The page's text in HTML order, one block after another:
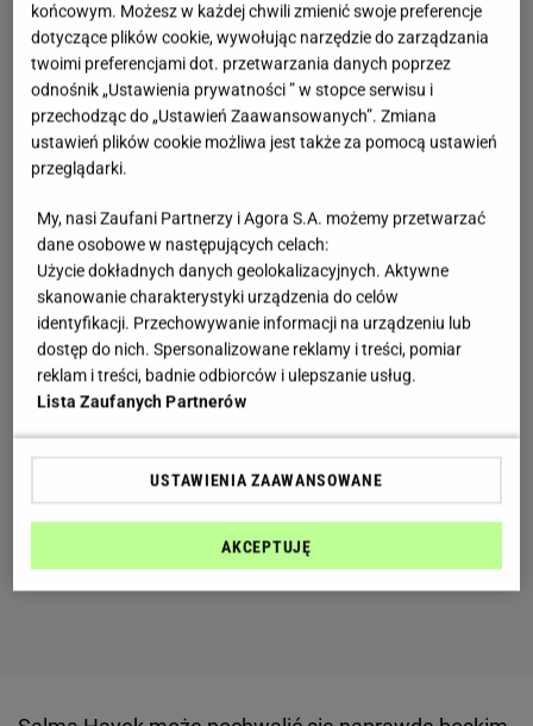
końcowym. Możesz w każdej chwili zmienić swoje preferencje
dotyczące plików cookie, wywołując narzędzie do zarządzania
twoimi preferencjami dot. przetwarzania danych poprzez
odnośnik „Ustawienia prywatności ” w stopce serwisu i
przechodząc do „Ustawień Zaawansowanych”. Zmiana
ustawień plików cookie możliwa jest także za pomocą ustawień
przeglądarki.
My, nasi Zaufani Partnerzy i Agora S.A. możemy przetwarzać
dane osobowe w następujących celach:
Użycie dokładnych danych geolokalizacyjnych. Aktywne
skanowanie charakterystyki urządzenia do celów
identyfikacji. Przechowywanie informacji na urządzeniu lub
dostęp do nich. Spersonalizowane reklamy i treści, pomiar
reklam i treści, badnie odbiorców i ulepszanie usług.
Lista Zaufanych Partnerów
USTAWIENIA ZAAWANSOWANE
AKCEPTUJĘ